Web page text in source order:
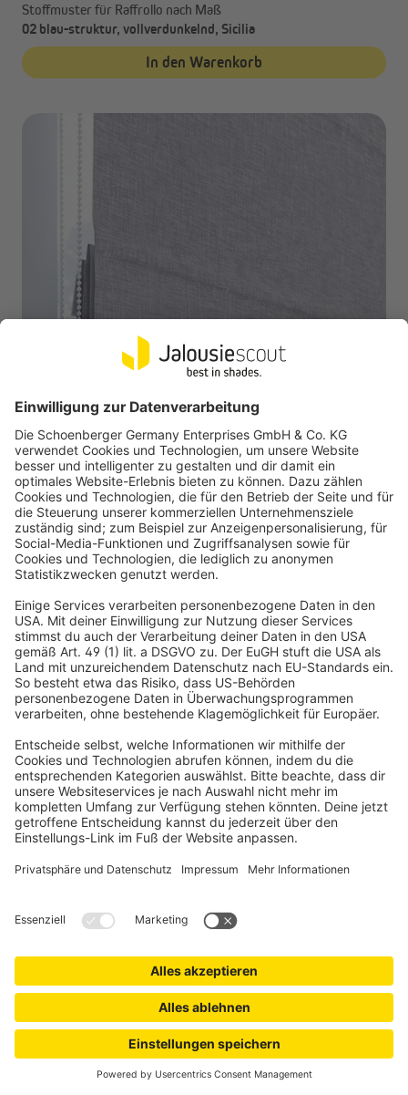
Stoffmuster für Raffrollo nach Maß
02 blau-struktur, vollverdunkelnd, Sicilia
In den Warenkorb
VICTORIA M
Stoffmuster für Raffrollo nach Maß
03 schwarz-struktur, vollverdunkelnd, Sicilia
Nicht mehr verfügbar
Jetzt zum Jalousiescout Newsletter anmelden!
Sichere dir einen 5€-Gutschein für deine erste Bestellung und
verpasse keine Neuigkeiten, Trends & Aktionen mehr.
Anmelden
Datenschutzbestimmungen. Du kannst den Newsletter jederzeit und kostenfrei